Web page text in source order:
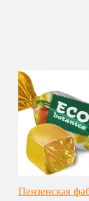
Пензенская